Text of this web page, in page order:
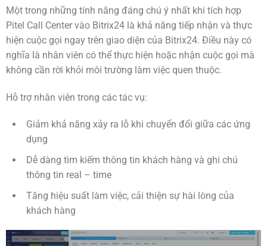
Một trong những tính năng đáng chú ý nhất khi tích hợp
Pitel Call Center vào Bitrix24 là khả năng tiếp nhận và thực
hiện cuộc gọi ngay trên giao diện của Bitrix24. Điều này có
nghĩa là nhân viên có thể thực hiện hoặc nhận cuộc gọi mà
không cần rời khỏi môi trường làm việc quen thuộc.
Hỗ trợ nhân viên trong các tác vụ:
Giảm khả năng xảy ra lỗ khi chuyển đổi giữa các ứng
dụng
Dễ dàng tìm kiếm thông tin khách hàng và ghi chú
thông tin real – time
Tăng hiệu suất làm việc, cải thiện sự hài lòng của
khách hàng